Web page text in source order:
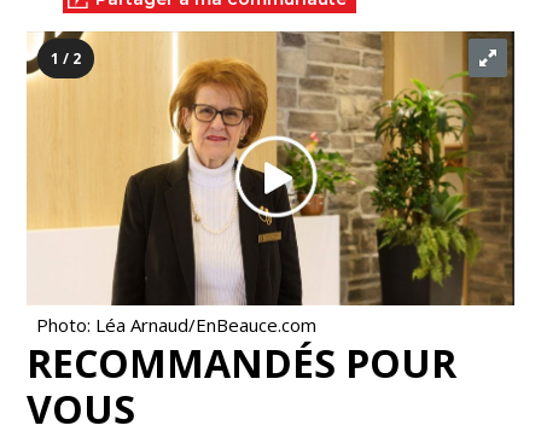
1 / 2
Photo: Léa Arnaud/EnBeauce.com
RECOMMANDÉS POUR
VOUS